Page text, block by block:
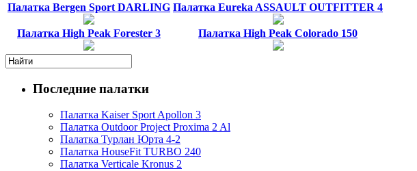
Палатка Bergen Sport DARLING Палатка Eureka ASSAULT OUTFITTER 4
Палатка High Peak Forester 3 Палатка High Peak Colorado 150
Последние палатки
Палатка Kaiser Sport Apollon 3
Палатка Outdoor Project Proxima 2 Al
Палатка Турлан Юрта 4-2
Палатка HouseFit TURBO 240
Палатка Verticale Kronus 2